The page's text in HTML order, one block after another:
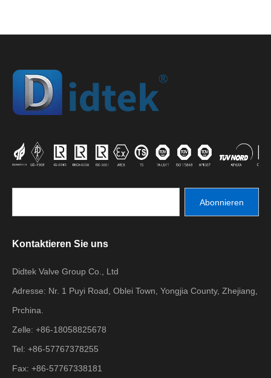
Abonnieren
Kontaktieren Sie uns
Didtek Valve Group Co., Ltd
Adresse: Nr. 1 Puyi Road, Oblei Town, Yongjia County, Zhejiang,
Prchina.
Zelle: +86-18058825678
Tel: +86-57767378255
Fax: +86-57767338181